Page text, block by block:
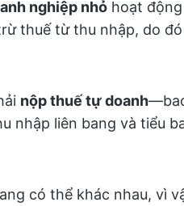
nghiệp nhỏ hoạt
thuế từ thu nhập, do
nộp thuế tự doanh
nhập liên bang và tiểu
có thể khác nhau, vì